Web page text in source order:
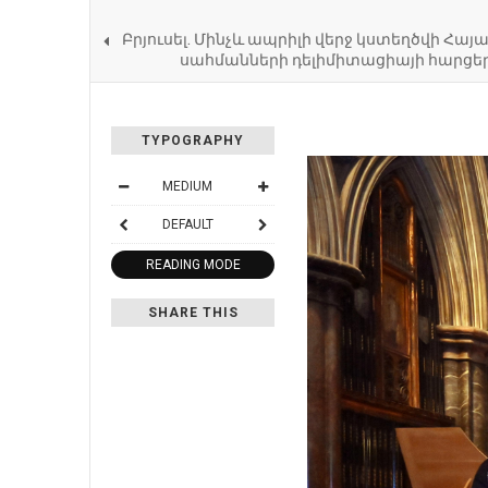
Բրյուսել. Մինչև ապրիլի վերջ կստեղծվի
սահմանների դելիմիտացիայի
TYPOGRAPHY
MEDIUM
DEFAULT
READING MODE
SHARE THIS